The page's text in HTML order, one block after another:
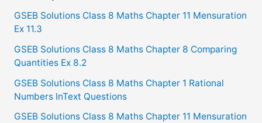
GSEB Solutions Class 8 Maths Chapter 11 Mensuration
Ex 11.3
GSEB Solutions Class 8 Maths Chapter 8 Comparing
Quantities Ex 8.2
GSEB Solutions Class 8 Maths Chapter 1 Rational
Numbers InText Questions
GSEB Solutions Class 8 Maths Chapter 11 Mensuration